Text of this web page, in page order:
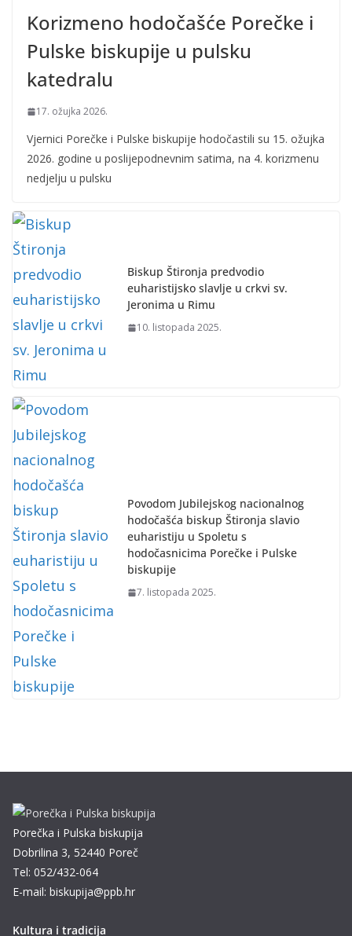
Korizmeno hodočašće Porečke i
Pulske biskupije u pulsku
katedralu
17. ožujka 2026.
Vjernici Porečke i Pulske biskupije hodočastili su 15. ožujka
2026. godine u poslijepodnevnim satima, na 4. korizmenu
nedjelju u pulsku
Biskup Štironja predvodio
euharistijsko slavlje u crkvi sv.
Jeronima u Rimu
10. listopada 2025.
Povodom Jubilejskog nacionalnog
hodočašća biskup Štironja slavio
euharistiju u Spoletu s
hodočasnicima Porečke i Pulske
biskupije
7. listopada 2025.
Porečka i Pulska biskupija
Dobrilina 3, 52440 Poreč
Tel: 052/432-064
E-mail: biskupija@ppb.hr
Kultura i tradicija